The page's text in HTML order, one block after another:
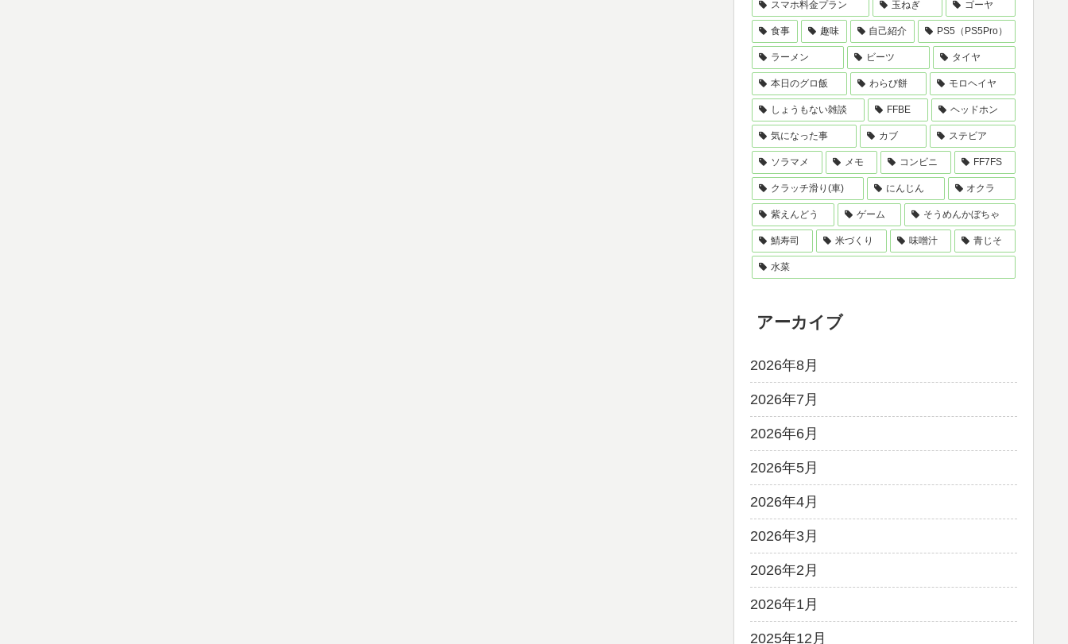
スマホ料金プラン 玉ねぎ ゴーヤ
食事 趣味 自己紹介 PS5（PS5Pro）
ラーメン ビーツ タイヤ
本日のグロ飯 わらび餅 モロヘイヤ
しょうもない雑談 FFBE ヘッドホン
気になった事 カブ ステビア
ソラマメ メモ コンビニ FF7FS
クラッチ滑り(車) にんじん オクラ
紫えんどう ゲーム そうめんかぼちゃ
鯖寿司 米づくり 味噌汁 青じそ
水菜
アーカイブ
2026年8月
2026年7月
2026年6月
2026年5月
2026年4月
2026年3月
2026年2月
2026年1月
2025年12月